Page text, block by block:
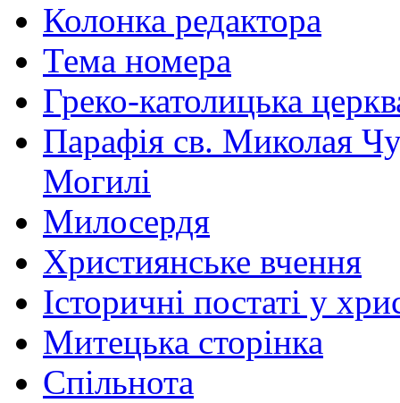
Колонка редактора
Тема номера
Греко-католицька
Парафія св. Миколая
Могилі
Милосердя
Християнське вчення
Історичні постаті у
Митецька сторінка
Спільнота